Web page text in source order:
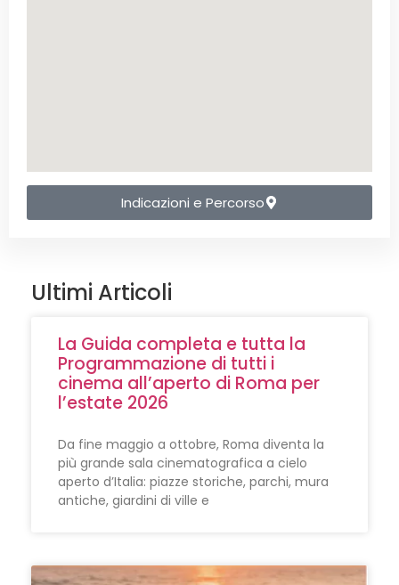
Indicazioni e Percorso
Ultimi Articoli
La Guida completa e tutta la
Programmazione di tutti i
cinema all’aperto di Roma per
l’estate 2026
Da fine maggio a ottobre, Roma diventa la
più grande sala cinematografica a cielo
aperto d’Italia: piazze storiche, parchi, mura
antiche, giardini di ville e